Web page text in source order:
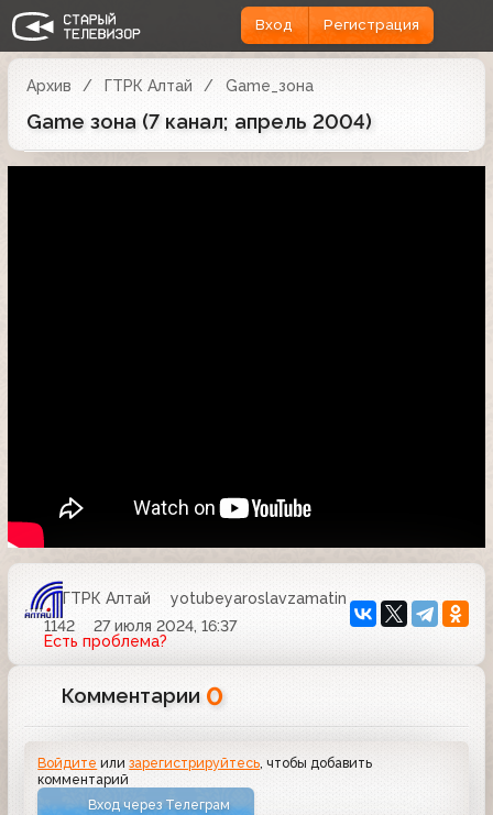
Вход Регистрация
Архив ГТРК Алтай Game_зона
Game зона (7 канал; апрель 2004)
ГТРК Алтай
yotubeyaroslavzamatin
1142
27 июля 2024, 16:37
Есть проблема?
Комментарии 0
Войдите илизарегистрируйтесь , чтобы добавить
комментарий
Вход через Телеграм